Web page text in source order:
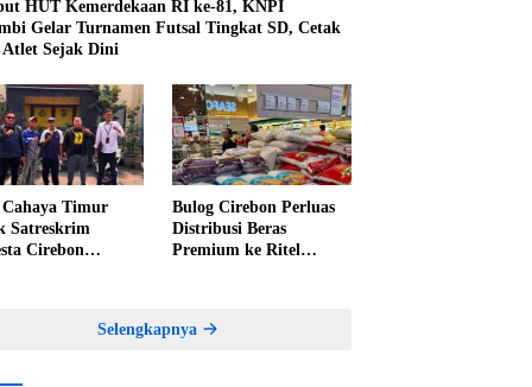
HUT Kemerdekaan RI ke-81, KNPI
Gelar Turnamen Futsal Tingkat SD, Cetak
Sejak Dini
Timur
Satreskrim
Cirebon
Bulog Cirebon Perluas
Distribusi Beras
Premium ke Ritel
Selengkapnya